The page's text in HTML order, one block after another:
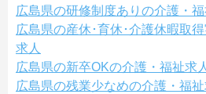
広島県の研修制度ありの介護・福
広島県の産休･育休･介護休暇取
求人
広島県の新卒OKの介護・福祉求人
広島県の残業少なめの介護・福祉